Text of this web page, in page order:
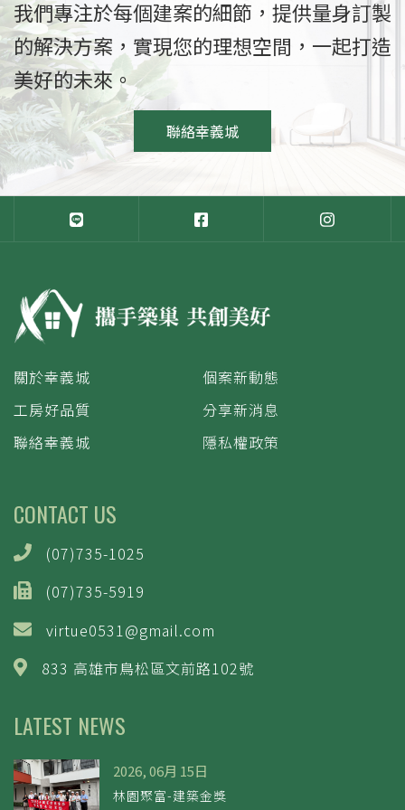
我們專注於每個建案的細節，提供量身訂製
的解決方案，實現您的理想空間，一起打造
美好的未來。
聯絡幸義城
關於幸義城
個案新動態
工房好品質
分享新消息
聯絡幸義城
隱私權政策
CONTACT US
(07)735-1025
(07)735-5919
virtue0531@gmail.com
833 高雄市鳥松區文前路102號
LATEST NEWS
2026, 06月 15日
林園聚富-建築金獎